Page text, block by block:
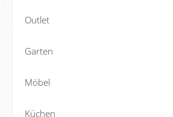
Outlet
Garten
Möbel
Küchen